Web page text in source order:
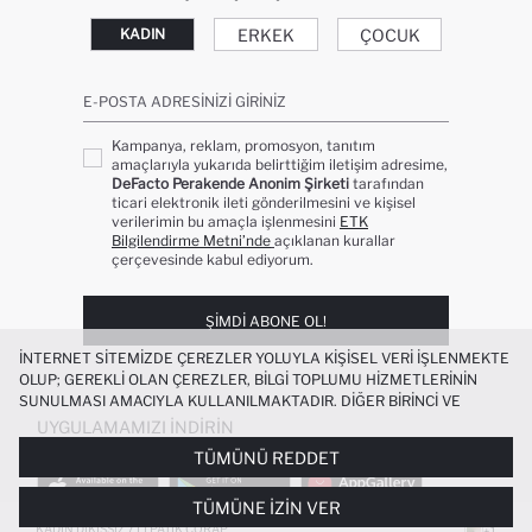
KADIN DIKIŞSIZ 7'LI PATIK ÇORAP
KADIN ERKEK ÇOCUK
E-POSTA ADRESINIZI GIRINIZ
Kampanya, reklam, promosyon, tanıtım
amaçlarıyla yukarıda belirttiğim iletişim adresime,
DeFacto Perakende Anonim Şirketi tarafından
ticari elektronik ileti gönderilmesini ve kişisel
verilerimin bu amaçla işlenmesini ETK
Bilgilendirme Metni’nde açıklanan kurallar
çerçevesinde kabul ediyorum.
ŞIMDI ABONE OL!
UYGULAMAMIZI İNDIRIN
İNTERNET SITEMIZDE ÇEREZLER YOLUYLA KIŞISEL VERI IŞLENMEKTE
OLUP; GEREKLI OLAN ÇEREZLER, BILGI TOPLUMU HIZMETLERININ
SUNULMASI AMACIYLA KULLANILMAKTADIR. DIĞER BIRINCI VE
ÜÇÜNCÜ TARAF ÇEREZLER ISE SIZE DAHA IYI BIR ALIŞVERIŞ
DENEYIMI SUNULABILMESI, SITEMIZIN DAHA IŞLEVSEL KILINMASI VE
KIŞISELLEŞTIRMESI VE AÇIK RIZA VERMENIZ HALINDE, SIZLERE
YÖNELIK PAZARLAMA FAALIYETLERININ YAPILMASI AMAÇLARIYLA
SINIRLI OLARAK KULLANILACAKTIR. ÇEREZLERE DAIR TERCIHLERINIZI
TÜMÜNÜ REDDET
TÜMÜNE İZIN VER